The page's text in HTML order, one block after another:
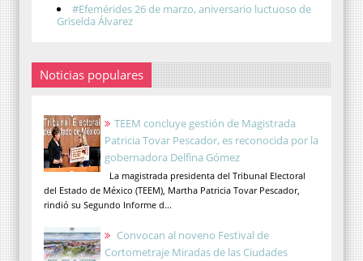
#Efemérides 26 de marzo, aniversario luctuoso de
Griselda Álvarez
Noticias populares
TEEM concluye gestión de Magistrada
Patricia Tovar Pescador, es reconocida por la
gobernadora Delfina Gómez
La magistrada presidenta del Tribunal Electoral
del Estado de México (TEEM), Martha Patricia Tovar Pescador,
rindió su Segundo Informe d...
Convocan al noveno Festival de
Cortometraje Miradas de las Ciudades